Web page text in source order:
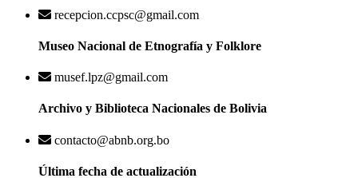
recepcion.ccpsc@gmail.com
Museo Nacional de Etnografía y Folklore
musef.lpz@gmail.com
Archivo y Biblioteca Nacionales de Bolivia
contacto@abnb.org.bo
Última fecha de actualización